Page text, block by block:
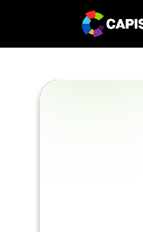
Video
Player